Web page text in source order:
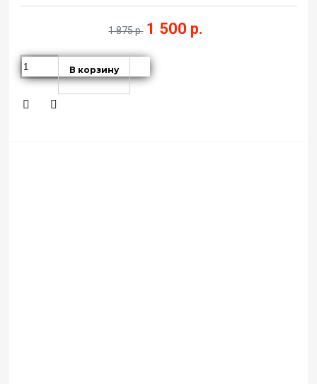
1 875 р. 1 500 р.
В корзину